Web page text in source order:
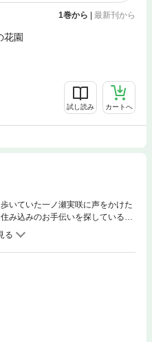
1巻から | 最新刊から
花園
試し読み カートへ
いていた一ノ瀬実咲に声をかけた
み込みのお手伝いを探していると
の洋館に一人で住んでいたのは、
人びた彼は、翻訳家としての顔も
った。どう生きるのか悩み迷う人
見つける再生の物語。